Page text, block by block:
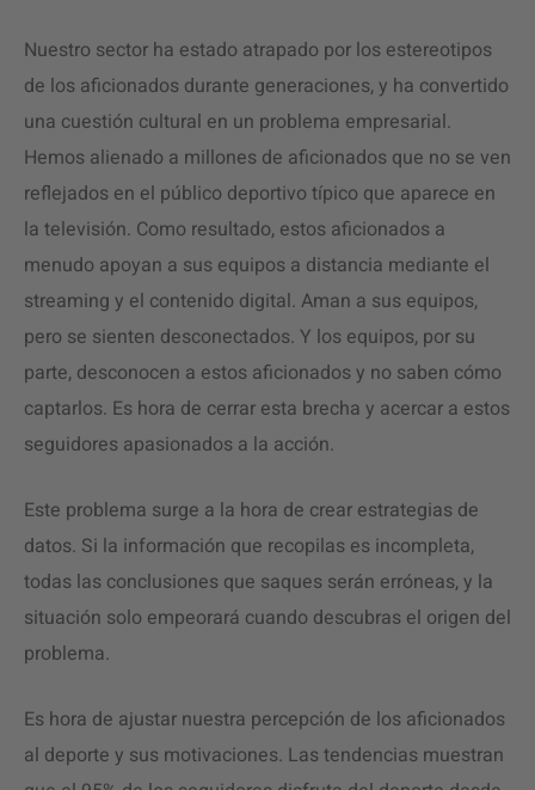
Nuestro sector ha estado atrapado por los estereotipos
de los aficionados durante generaciones, y ha convertido
una cuestión cultural en un problema empresarial.
Hemos alienado a millones de aficionados que no se ven
reflejados en el público deportivo típico que aparece en
la televisión. Como resultado, estos aficionados a
menudo apoyan a sus equipos a distancia mediante el
streaming y el contenido digital. Aman a sus equipos,
pero se sienten desconectados. Y los equipos, por su
parte, desconocen a estos aficionados y no saben cómo
captarlos. Es hora de cerrar esta brecha y acercar a estos
seguidores apasionados a la acción.
Este problema surge a la hora de crear estrategias de
datos. Si la información que recopilas es incompleta,
todas las conclusiones que saques serán erróneas, y la
situación solo empeorará cuando descubras el origen del
problema.
Es hora de ajustar nuestra percepción de los aficionados
al deporte y sus motivaciones. Las tendencias muestran